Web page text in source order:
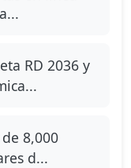
RD 2036 y
8,000
d...